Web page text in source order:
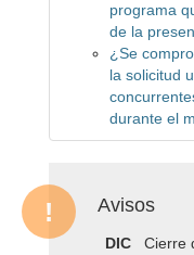
programa
de la
¿Se
la solicitud
durante el
Avisos
DIC
Cierre